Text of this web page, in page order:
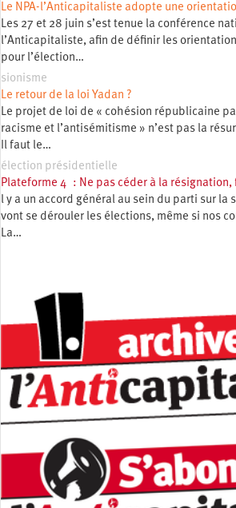
Le NPA-l’Anticapitaliste adopte une
Les 27 et 28 juin s’est tenue la conférence
l’Anticapitaliste, afin de définir les
pour l’élection…
sionisme
Le retour de la loi Yadan ?
Le projet de loi de « cohésion républicaine
racisme et l’antisémitisme » n’est pas la
Il faut le…
élection présidentielle
Plateforme 4 : Ne pas céder à la
l y a un accord général au sein du parti sur la
vont se dérouler les élections, même si nos
La…